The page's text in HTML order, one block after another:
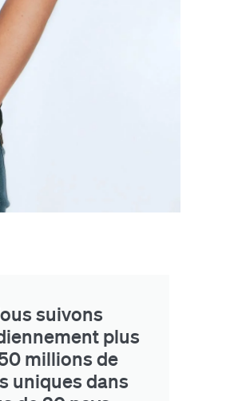
suivons
plus
millions de
uniques dans